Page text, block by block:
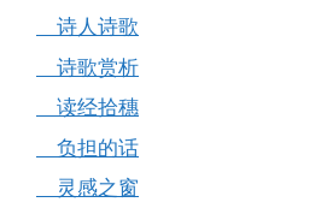
诗人诗歌
诗歌赏析
读经拾穗
负担的话
灵感之窗